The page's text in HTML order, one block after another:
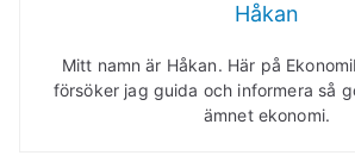
Håkan
Mitt namn är Håkan. Här på
försöker jag guida och informera så
ämnet ekonomi.